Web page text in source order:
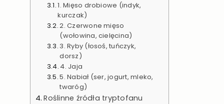
1. Mięso drobiowe (indyk,
kurczak)
2. Czerwone mięso
(wołowina, cielęcina)
3. Ryby (łosoś, tuńczyk,
dorsz)
4. Jaja
5. Nabiał (ser, jogurt, mleko,
twaróg)
Roślinne źródła tryptofanu